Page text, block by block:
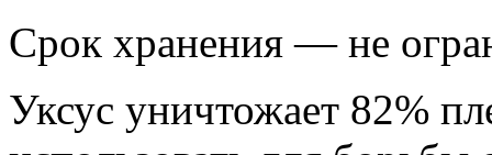
Срок хранения — не
Уксус уничтожает 82%